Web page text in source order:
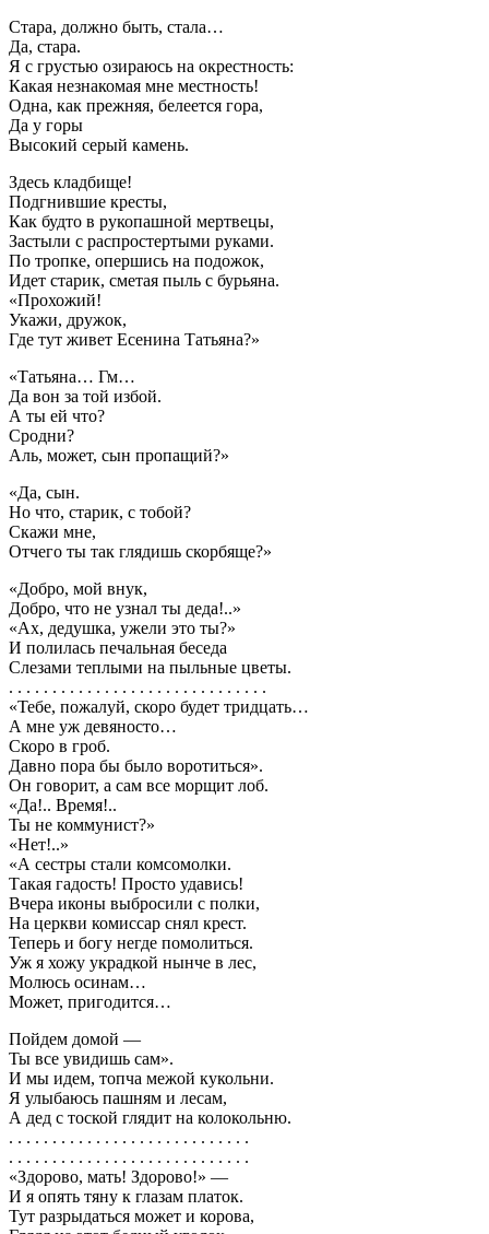
Стара, должно быть, стала…
Да, стара.
Я с грустью озираюсь на окрестность:
Какая незнакомая мне местность!
Одна, как прежняя, белеется гора,
Да у горы
Высокий серый камень.
Здесь кладбище!
Подгнившие кресты,
Как будто в рукопашной мертвецы,
Застыли с распростертыми руками.
По тропке, опершись на подожок,
Идет старик, сметая пыль с бурьяна.
«Прохожий!
Укажи, дружок,
Где тут живет Есенина Татьяна?»
«Татьяна… Гм…
Да вон за той избой.
А ты ей что?
Сродни?
Аль, может, сын пропащий?»
«Да, сын.
Но что, старик, с тобой?
Скажи мне,
Отчего ты так глядишь скорбяще?»
«Добро, мой внук,
Добро, что не узнал ты деда!..»
«Ах, дедушка, ужели это ты?»
И полилась печальная беседа
Слезами теплыми на пыльные цветы.
. . . . . . . . . . . . . . . . . . . . . . . . . . . . . .
«Тебе, пожалуй, скоро будет тридцать…
А мне уж девяносто…
Скоро в гроб.
Давно пора бы было воротиться».
Он говорит, а сам все морщит лоб.
«Да!.. Время!..
Ты не коммунист?»
«Нет!..»
«А сестры стали комсомолки.
Такая гадость! Просто удавись!
Вчера иконы выбросили с полки,
На церкви комиссар снял крест.
Теперь и богу негде помолиться.
Уж я хожу украдкой нынче в лес,
Молюсь осинам…
Может, пригодится…
Пойдем домой —
Ты все увидишь сам».
И мы идем, топча межой кукольни.
Я улыбаюсь пашням и лесам,
А дед с тоской глядит на колокольню.
. . . . . . . . . . . . . . . . . . . . . . . . . . . .
. . . . . . . . . . . . . . . . . . . . . . . . . . . .
«Здорово, мать! Здорово!» —
И я опять тяну к глазам платок.
Тут разрыдаться может и корова,